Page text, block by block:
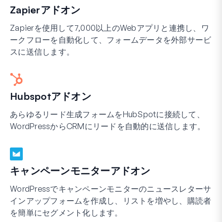
Zapierアドオン
Zapierを使用して7,000以上のWebアプリと連携し、ワ
ークフローを自動化して、フォームデータを外部サービ
スに送信します。
Hubspotアドオン
あらゆるリード生成フォームをHubSpotに接続して、
WordPressからCRMにリードを自動的に送信します。
キャンペーンモニターアドオン
WordPressでキャンペーンモニターのニュースレターサ
インアップフォームを作成し、リストを増やし、購読者
を簡単にセグメント化します。